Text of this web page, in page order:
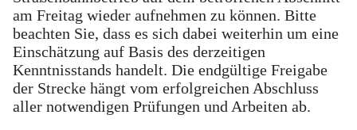
am Freitag wieder aufnehmen zu können. Bitte
beachten Sie, dass es sich dabei weiterhin um eine
Einschätzung auf Basis des derzeitigen
Kenntnisstands handelt. Die endgültige Freigabe
der Strecke hängt vom erfolgreichen Abschluss
aller notwendigen Prüfungen und Arbeiten ab.